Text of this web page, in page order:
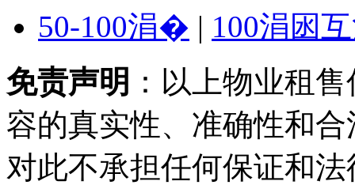
50-100涓� | 100涓囦
免责声明 ：以上物业租
容的真实性、准确性和
对此不承担任何保证和